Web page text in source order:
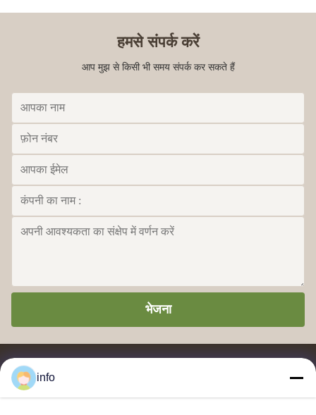
हमसे संपर्क करें
आप मुझ से किसी भी समय संपर्क कर सकते हैं
भेजना
info